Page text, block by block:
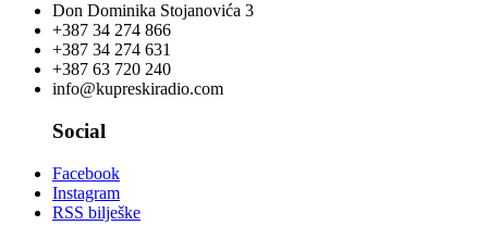
Don Dominika Stojanovića 3
+387 34 274 866
+387 34 274 631
+387 63 720 240
info@kupreskiradio.com
Social
Facebook
Instagram
RSS bilješke